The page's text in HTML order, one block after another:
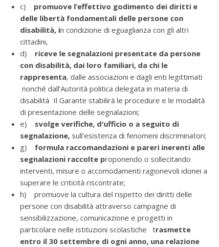
c)
promuove l’effettivo godimento dei diritti e
delle libertà fondamentali delle persone con
disabilità, in condizione di eguaglianza con gli altri
cittadini,
d)
riceve le segnalazioni presentate da persone
con disabilità, dai loro familiari, da chi le
rappresenta, dalle associazioni e dagli enti legittimati
nonché dall’Autorità politica delegata in materia di
disabilità Il Garante stabilirà le procedure e le modalità
di presentazione delle segnalazioni;
e)
svolge verifiche, d'ufficio o a seguito di
segnalazione, sull'esistenza di fenomeni discriminatori;
g)
formula raccomandazioni e pareri inerenti alle
segnalazioni raccolte proponendo o sollecitando
interventi, misure o accomodamenti ragionevoli idonei a
superare le criticità riscontrate;
h) promuove la cultura del rispetto dei diritti delle
persone con disabilità attraverso campagne di
sensibilizzazione, comunicazione e progetti in
particolare nelle istituzioni scolastiche trasmette
entro il 30 settembre di ogni anno, una relazione